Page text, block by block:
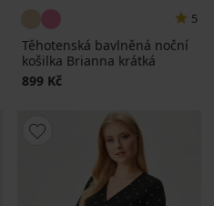
5
Těhotenská bavlněná noční
košilka Brianna krátká
899 Kč